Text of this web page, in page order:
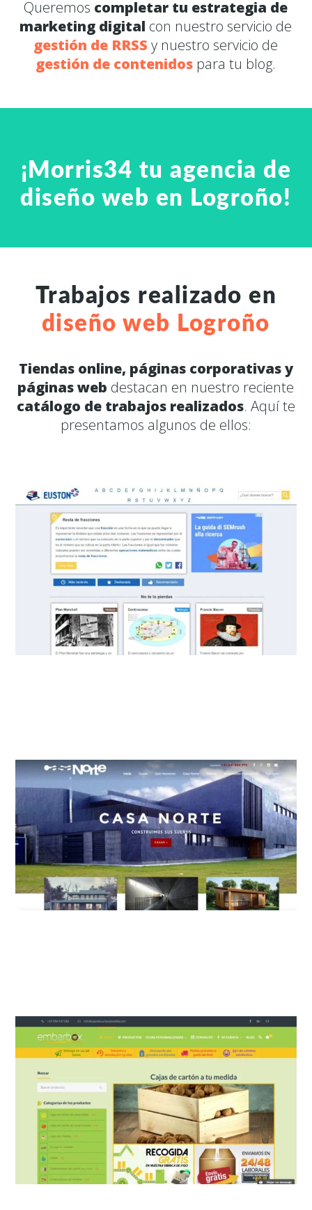
Queremos completar tu estrategia de
marketing digital con nuestro servicio de
gestión de RRSS y nuestro servicio de
gestión de contenidos para tu blog.
¡Morris34 tu agencia de
diseño web en Logroño!
Trabajos realizado en
diseño web Logroño
Tiendas online, páginas corporativas y
páginas web destacan en nuestro reciente
catálogo de trabajos realizados. Aquí te
presentamos algunos de ellos: